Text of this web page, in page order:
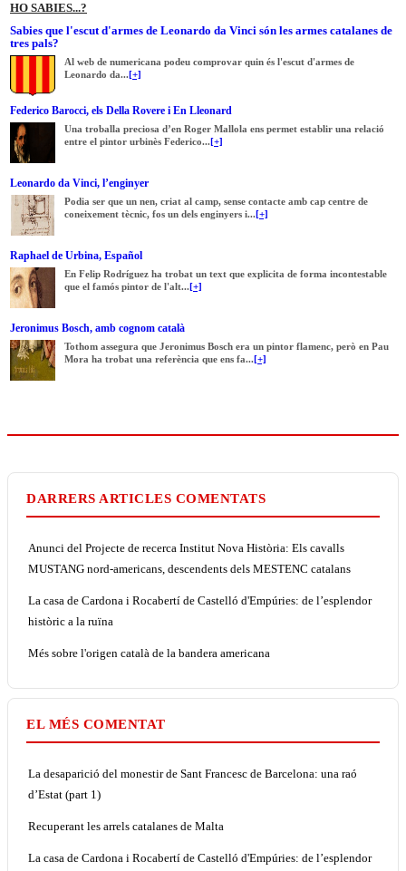
HO SABIES...?
Sabies que l'escut d'armes de Leonardo da Vinci són les armes catalanes de
tres pals?
Al web de numericana podeu comprovar quin és l'escut d'armes de
Leonardo da...[+]
Federico Barocci, els Della Rovere i En Lleonard
Una troballa preciosa d’en Roger Mallola ens permet establir una relació
entre el pintor urbinès Federico...[+]
Leonardo da Vinci, l’enginyer
Podia ser que un nen, criat al camp, sense contacte amb cap centre de
coneixement tècnic, fos un dels enginyers i...[+]
Raphael de Urbina, Español
En Felip Rodríguez ha trobat un text que explicita de forma incontestable
que el famós pintor de l'alt...[+]
Jeronimus Bosch, amb cognom català
Tothom assegura que Jeronimus Bosch era un pintor flamenc, però en Pau
Mora ha trobat una referència que ens fa...[+]
DARRERS ARTICLES COMENTATS
Anunci del Projecte de recerca Institut Nova Història: Els cavalls
MUSTANG nord-americans, descendents dels MESTENC catalans
La casa de Cardona i Rocabertí de Castelló d'Empúries: de l’esplendor
històric a la ruïna
Més sobre l'origen català de la bandera americana
EL MÉS COMENTAT
La desaparició del monestir de Sant Francesc de Barcelona: una raó
d’Estat (part 1)
Recuperant les arrels catalanes de Malta
La casa de Cardona i Rocabertí de Castelló d'Empúries: de l’esplendor